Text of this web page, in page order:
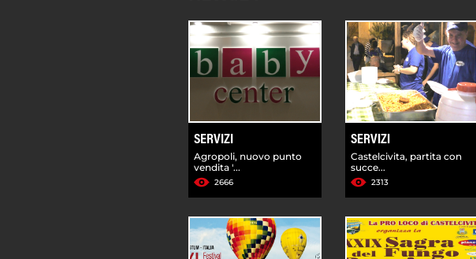
SERVIZI
Agropoli, nuovo punto
vendita '...
2666
SERVIZI
Castelcivita, partita con
succe...
2313